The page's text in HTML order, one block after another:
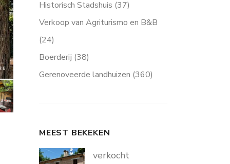
Historisch Stadshuis (37)
Verkoop van Agriturismo en B&B
(24)
Boerderij (38)
Gerenoveerde landhuizen (360)
MEEST BEKEKEN
verkocht